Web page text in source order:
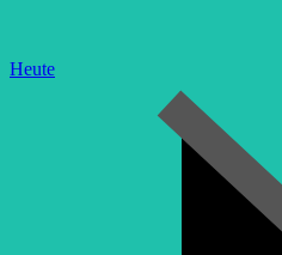
Heute